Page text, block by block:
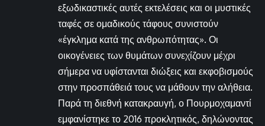
εξωδικαστικές αυτές εκτελέσεις και οι μυστικές
ταφές σε ομαδικούς τάφους συνιστούν
«έγκλημα κατά της ανθρωπότητας». Οι
οικογένειες των θυμάτων συνεχίζουν μέχρι
σήμερα να υφίστανται διώξεις και εκφοβισμούς
στην προσπάθειά τους να μάθουν την αλήθεια.
Παρά τη διεθνή κατακραυγή, ο Πουρμοχαμαντί
εμφανίστηκε το 2016 προκλητικός, δηλώνοντας